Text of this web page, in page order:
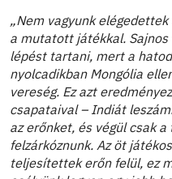
„Nem vagyunk
a mutatott játékkal.
lépést tartani, mert a
nyolcadikban Mongólia
vereség. Ez azt
csapataival – Indiát
az erőnket, és végül csak
felzárkóznunk. Az öt
teljesítettek erőn felül, ez